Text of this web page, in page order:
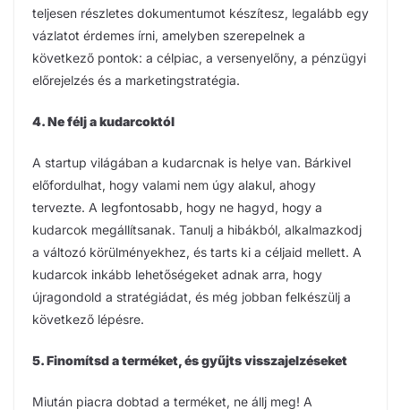
teljesen részletes dokumentumot készítesz, legalább egy
vázlatot érdemes írni, amelyben szerepelnek a
következő pontok: a célpiac, a versenyelőny, a pénzügyi
előrejelzés és a marketingstratégia.
4. Ne félj a kudarcoktól
A startup világában a kudarcnak is helye van. Bárkivel
előfordulhat, hogy valami nem úgy alakul, ahogy
tervezte. A legfontosabb, hogy ne hagyd, hogy a
kudarcok megállítsanak. Tanulj a hibákból, alkalmazkodj
a változó körülményekhez, és tarts ki a céljaid mellett. A
kudarcok inkább lehetőségeket adnak arra, hogy
újragondold a stratégiádat, és még jobban felkészülj a
következő lépésre.
5. Finomítsd a terméket, és gyűjts visszajelzéseket
Miután piacra dobtad a terméket, ne állj meg! A